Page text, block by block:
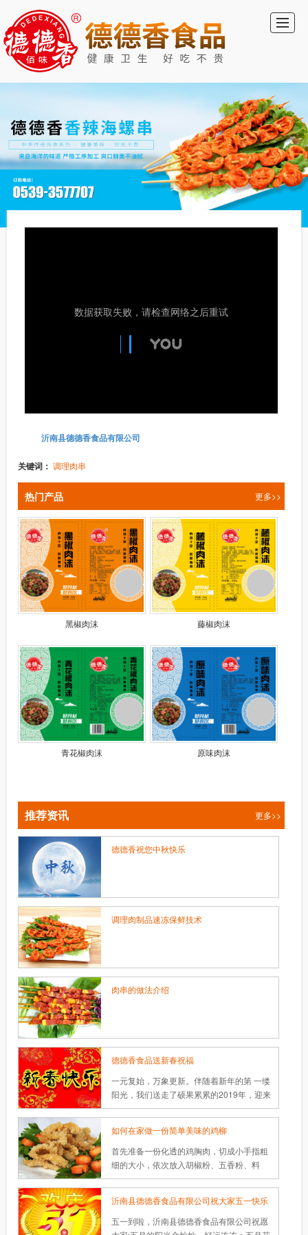
新闻动态 公司介绍 德德香视频 留言反馈 联系我们 LBS
沂南县德德香食品有限公司
关键词：调理肉串
热门产品 更多>>
黑椒肉沫 藤椒肉沫
青花椒肉沫 原味肉沫
推荐资讯 更多>>
德德香祝您中秋快乐
调理肉制品速冻保鲜技术
肉串的做法介绍
德德香食品送新春祝福
一元复始，万象更新。伴随着新年的第 一缕
阳光，我们送走了硕果累累的2019年，迎来
了崭新的2020年。在此，德德香食品携全体
工作人员，向各界关心、支持我们的朋友们
致以新年诚挚的问候，向关注、支持发展的
社会各界朋友致以美好的祝福。
如何在家做一份简单美味的鸡柳
首先准备一份化透的鸡胸肉，切成小手指粗
细的大小，依次放入胡椒粉、五香粉、料
酒、盐、鸡蛋、淀粉腌制切好的鸡胸肉，腌
制10分钟。锅内放油烧热，油温就自己掌握
了。
沂南县德德香食品有限公司祝大家五一快乐
五一到啦，沂南县德德香食品有限公司祝愿